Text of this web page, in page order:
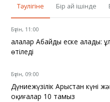
Тәулігіне
Бір ай ішінде
Бүгін, 11:00
Қалалар Абайды еске алады:
өтіледі
Бүгін, 09:00
Дүниежүзілік Арыстан күні
оқиғалар 10 тамыз